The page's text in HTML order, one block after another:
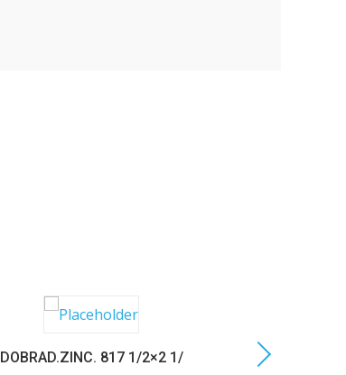
DOBRAD.ZINC. 817 1/2×2 1/